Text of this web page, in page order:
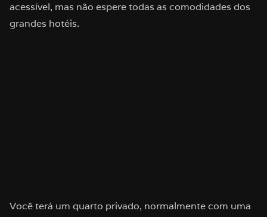
acessível, mas não espere todas as comodidades dos
grandes hotéis.
Você terá um quarto privado, normalmente com uma